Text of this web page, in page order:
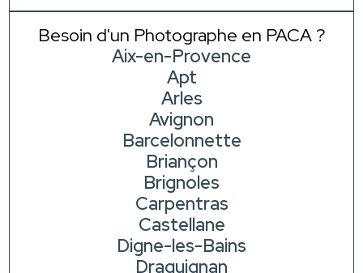
Besoin d'un Photographe en PACA ?
Aix-en-Provence
Apt
Arles
Avignon
Barcelonnette
Briançon
Brignoles
Carpentras
Castellane
Digne-les-Bains
Draguignan